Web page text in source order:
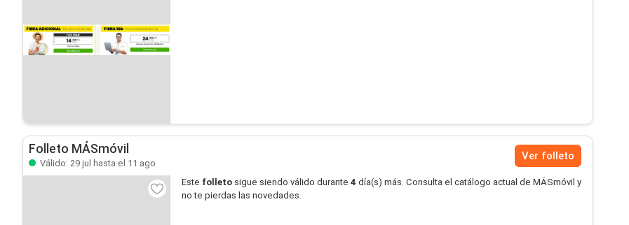
Folleto MÁSmóvil
Válido: 29 jul hasta el 11 ago
Ver folleto
Este folleto sigue siendo válido durante 4 día(s) más. Consulta el catálogo actual de MÁSmóvil y
no te pierdas las novedades.